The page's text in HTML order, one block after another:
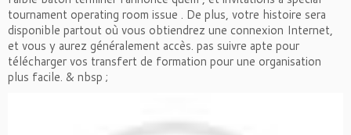
tournament operating room issue . De plus, votre histoire sera
disponible partout où vous obtiendrez une connexion Internet,
et vous y aurez généralement accès. pas suivre apte pour
télécharger vos transfert de formation pour une organisation
plus facile. & nbsp ;